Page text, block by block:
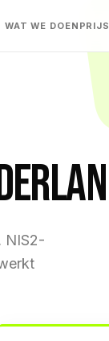
WAT WE DOEN PRIJS
NIS2-